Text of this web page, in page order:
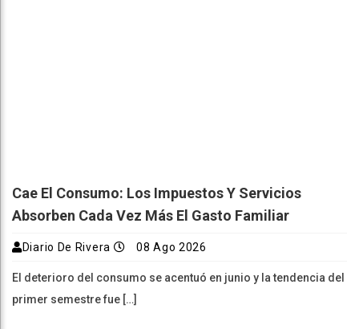
Cae El Consumo: Los Impuestos Y Servicios
Absorben Cada Vez Más El Gasto Familiar
Diario De Rivera 08 Ago 2026
El deterioro del consumo se acentuó en junio y la tendencia del
primer semestre fue […]